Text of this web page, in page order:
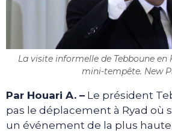
La visite informelle de Tebboune en
mini-tempête. New
Par Houari A. – Le président
pas le déplacement à Ryad où
un événement de la plus